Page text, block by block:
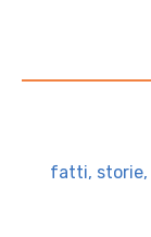
fatti, storie,